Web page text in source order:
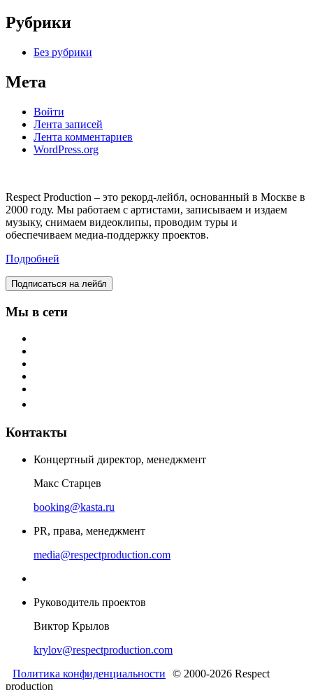
Рубрики
Без рубрики
Мета
Войти
Лента записей
Лента комментариев
WordPress.org
Respect Production – это рекорд-лейбл, основанный в Москве в
2000 году. Мы работаем с артистами, записываем и издаем
музыку, снимаем видеоклипы, проводим туры и
обеспечиваем медиа-поддержку проектов.
Подробней
Подписаться на лейбл
Мы в сети
Контакты
Концертный директор, менеджмент
Макс Старцев
booking@kasta.ru
PR, права, менеджмент
media@respectproduction.com
Руководитель проектов
Виктор Крылов
krylov@respectproduction.com
Политика конфиденциальности
© 2000-2026 Respect
production